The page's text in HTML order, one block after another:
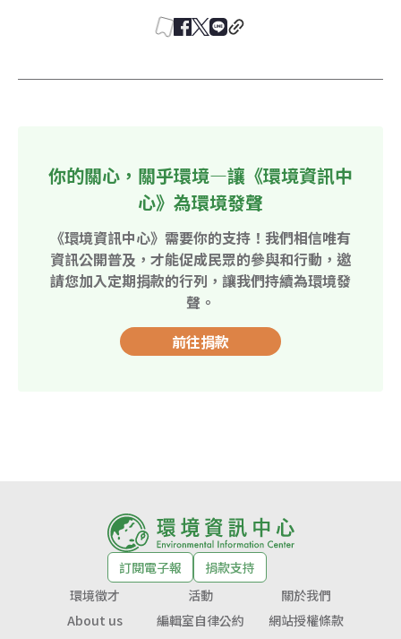
你的關心，關乎環境—讓《環境資訊中
心》為環境發聲
《環境資訊中心》需要你的支持！我們相信唯有
資訊公開普及，才能促成民眾的參與和行動，邀
請您加入定期捐款的行列，讓我們持續為環境發
聲。
前往捐款
訂閱電子報
捐款支持
環境徵才
活動
關於我們
About us
編輯室自律公約
網站授權條款